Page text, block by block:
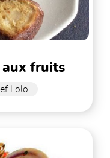
aux fruits
Lolo